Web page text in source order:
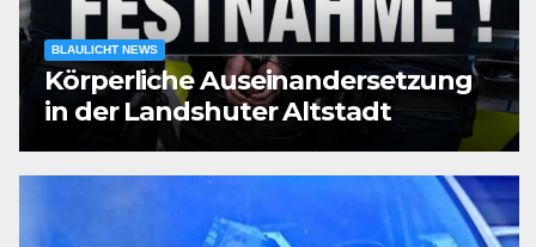
BLAULICHT NEWS
Körperliche Auseinandersetzung
in der Landshuter Altstadt